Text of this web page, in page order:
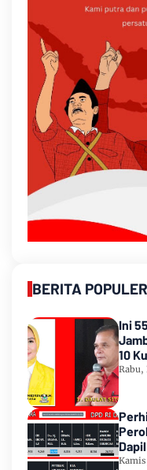
BERITA POPULER
Ini
10
Rabu,